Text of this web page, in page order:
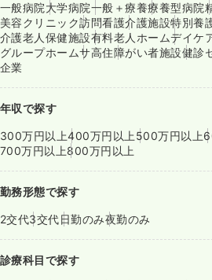
一般病院大学病院一般＋療養療養型病院
美容クリニック訪問看護介護施設特別養
介護老人保健施設有料老人ホームデイケ
グループホームサ高住障がい者施設健診
企業
年収で探す
300万円以上400万円以上 500万円以上
700万円以上800万円以上
勤務形態で探す
2交代3交代日勤のみ夜勤のみ
診療科目で探す